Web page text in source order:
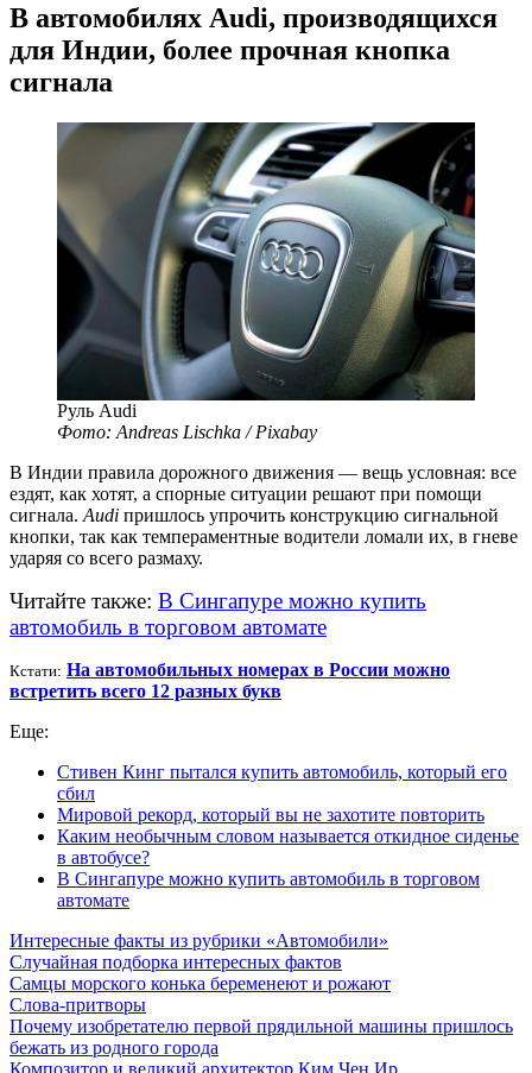
В автомобилях Audi, производящихся
для Индии, более прочная кнопка
сигнала
Руль Audi
Фото: Andreas Lischka / Pixabay
В Индии правила дорожного движения — вещь условная: все
ездят, как хотят, а спорные ситуации решают при помощи
сигнала. Audi пришлось упрочить конструкцию сигнальной
кнопки, так как темпераментные водители ломали их, в гневе
ударяя со всего размаху.
Читайте также: В Сингапуре можно купить
автомобиль в торговом автомате
Кстати: На автомобильных номерах в России можно
встретить всего 12 разных букв
Еще:
Стивен Кинг пытался купить автомобиль, который его
сбил
Мировой рекорд, который вы не захотите повторить
Каким необычным словом называется откидное сиденье
в автобусе?
В Сингапуре можно купить автомобиль в торговом
автомате
Интересные факты из рубрики «Автомобили»
Случайная подборка интересных фактов
Самцы морского конька беременеют и рожают
Слова-притворы
Почему изобретателю первой прядильной машины пришлось
бежать из родного города